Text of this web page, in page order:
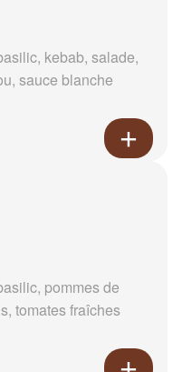
kebab, salade,
sauce blanche
pommes de
tomates fraîches